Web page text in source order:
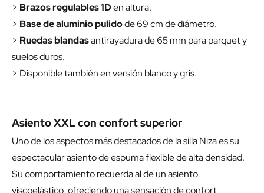
> Brazos regulables 1Den altura.
> Base de aluminio pulidode 69 cm de diámetro.
> Ruedas blandasantirayadura de 65 mm para parquet y
suelos duros.
> Disponible también en versión blanco y gris.
Asiento XXL con confort superior
Uno de los aspectos más destacados de la silla Niza es su
espectacular asiento de espuma flexible de alta densidad.
Su comportamiento recuerda al de un asiento
viscoelástico, ofreciendo una sensación de confort